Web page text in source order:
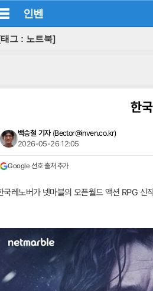
인벤
그 : 노트북]
한
백승철 기자 (Bector@inven.co.kr)
2026-05-26 12:05
Google 선호 출처 추가
국레노버가 넷마블의 오픈월드 액션 RPG